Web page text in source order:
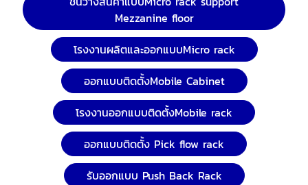
Mezzanine floor
โรงงานผลิตและออกแบบMicro rack
ออกแบบติดตั้งMobile Cabinet
โรงงานออกแบบติดตั้งMobile rack
ออกแบบติดตั้ง Pick flow rack
รับออกแบบ Push Back Rack